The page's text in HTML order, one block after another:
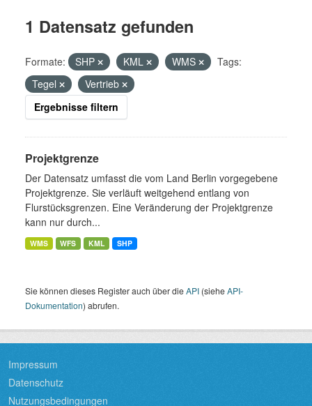
1 Datensatz gefunden
Formate: SHP KML WMS
Tags:
Tegel
Vertrieb
Ergebnisse filtern
Projektgrenze
Der Datensatz umfasst die vom Land Berlin vorgegebene
Projektgrenze. Sie verläuft weitgehend entlang von
Flurstücksgrenzen. Eine Veränderung der Projektgrenze
kann nur durch...
WMS WFS KML SHP
Sie können dieses Register auch über dieAPI (sieheAPI-
Dokumentation) abrufen.
Impressum
Datenschutz
Nutzungsbedingungen